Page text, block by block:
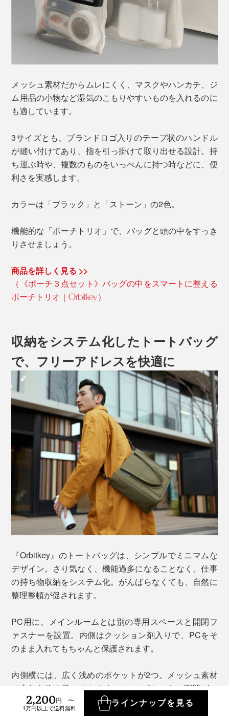
メッシュ素材だからムレにくく、マスクやハンカチ、ジ
ム用品の小物など湿気のこもりやすいものを入れるのに
も適しています。
3サイズとも、ブランドロゴ入りのテープ状のハンドル
が縫い付けてあり、指を引っ掛けて取り出せる設計。持
ち運ぶ時や、複数のものをいっぺんに持つ時などに、便
利さを実感します。
カラーは「ブラック」と「ストーン」の2色。
機能的な「ポーチトリオ」で、バッグと頭の中をすっき
りさせましょう。
商品を詳しく見る >>
（《ポーチ３点セット》バッグの中をスマートに整える
ポーチトリオ｜Orbitkey）
収納をシステム化したトートバッグ
で、フリーアドレスを快適に
『Orbitkey』のトートバッグは、シンプルでミニマムな
デザイン。さり気なく、機能過多になることなく、仕事
の持ち物収納をシステム化。がんばらなくても、自然に
整理整頓が促されます。
PC用に、メインルームとは別の専用スペースと開閉フ
ァスナーを設置。内側はクッション剤入りで、PCをそ
のまま入れてもちゃんと保護されます。
内側横には、広く浅めのポケットが2つ。メッシュ素材
で入れた物を見つけやすく、2つのポケットの開閉が一
度にできるダブルファスナー付き。ケーブルやモバイル
バッテリーの出し入れがラクにできます。
2,200円 〜
1万円以上で送料無料
ラインナップを見る